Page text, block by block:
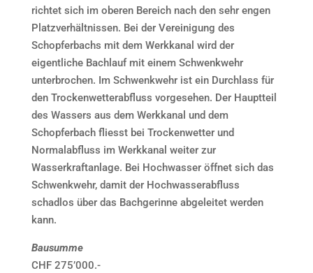
richtet sich im oberen Bereich nach den sehr engen
Platzverhältnissen. Bei der Vereinigung des
Schopferbachs mit dem Werkkanal wird der
eigentliche Bachlauf mit einem Schwenkwehr
unterbrochen. Im Schwenkwehr ist ein Durchlass für
den Trockenwetterabfluss vorgesehen. Der Hauptteil
des Wassers aus dem Werkkanal und dem
Schopferbach fliesst bei Trockenwetter und
Normalabfluss im Werkkanal weiter zur
Wasserkraftanlage. Bei Hochwasser öffnet sich das
Schwenkwehr, damit der Hochwasserabfluss
schadlos über das Bachgerinne abgeleitet werden
kann.
Bausumme
CHF 275’000.-